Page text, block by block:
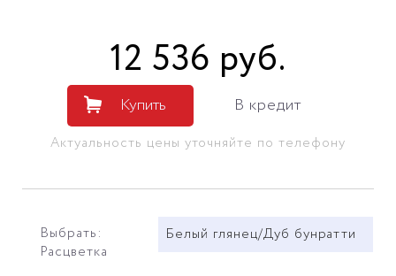
12 536 руб.
Купить В кредит
Актуальность цены уточняйте по телефону
Выбрать:
Расцветка
Белый глянец/Дуб бунратти